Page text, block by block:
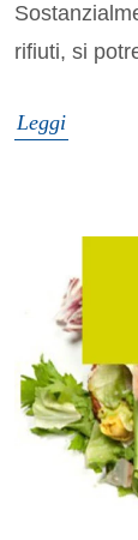
rifiuti, si
Leggi